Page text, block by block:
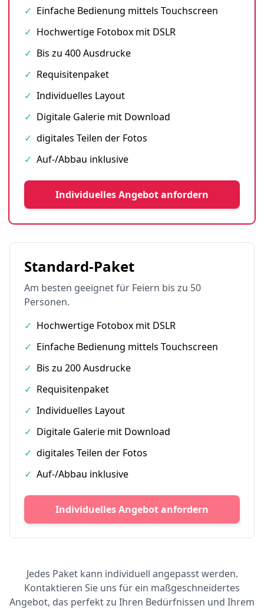
✓ Einfache Bedienung mittels Touchscreen
✓ Hochwertige Fotobox mit DSLR
✓ Bis zu 400 Ausdrucke
✓ Requisitenpaket
✓ Individuelles Layout
✓ Digitale Galerie mit Download
✓ digitales Teilen der Fotos
✓ Auf-/Abbau inklusive
Individuelles Angebot anfordern
Standard-Paket
Am besten geeignet für Feiern bis zu 50
Personen.
✓ Hochwertige Fotobox mit DSLR
✓ Einfache Bedienung mittels Touchscreen
✓ Bis zu 200 Ausdrucke
✓ Requisitenpaket
✓ Individuelles Layout
✓ Digitale Galerie mit Download
✓ digitales Teilen der Fotos
✓ Auf-/Abbau inklusive
Individuelles Angebot anfordern
Jedes Paket kann individuell angepasst werden.
Kontaktieren Sie uns für ein maßgeschneidertes
Angebot, das perfekt zu Ihren Bedürfnissen und Ihrem